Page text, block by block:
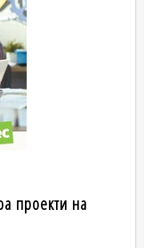
проекти на